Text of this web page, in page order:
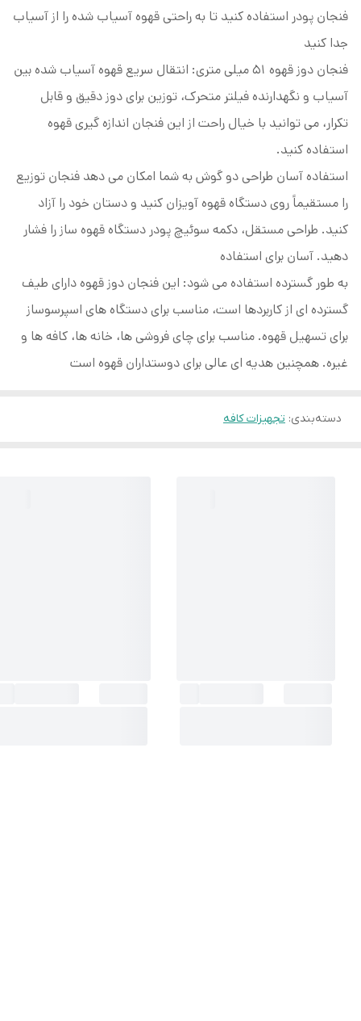
فنجان پودر استفاده کنید تا به راحتی قهوه آسیاب شده را از آسیاب
جدا کنید
فنجان دوز قهوه 51 میلی متری: انتقال سریع قهوه آسیاب شده بین
آسیاب و نگهدارنده فیلتر متحرک، توزین برای دوز دقیق و قابل
تکرار، می توانید با خیال راحت از این فنجان اندازه گیری قهوه
استفاده کنید.
استفاده آسان طراحی دو گوش به شما امکان می دهد فنجان توزیع
را مستقیماً روی دستگاه قهوه آویزان کنید و دستان خود را آزاد
کنید. طراحی مستقل، دکمه سوئیچ پودر دستگاه قهوه ساز را فشار
دهید. آسان برای استفاده
به طور گسترده استفاده می شود: این فنجان دوز قهوه دارای طیف
گسترده ای از کاربردها است، مناسب برای دستگاه های اسپرسوساز
برای تسهیل قهوه. مناسب برای چای فروشی ها، خانه ها، کافه ها و
غیره. همچنین هدیه ای عالی برای دوستداران قهوه است
دسته‌بندی: تجهیزات کافه